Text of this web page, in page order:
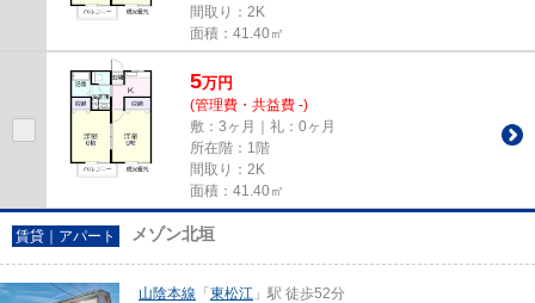
間取り：2K
面積：41.40㎡
5万円
(管理費・共益費 -)
敷：3ヶ月｜礼：0ヶ月
所在階：1階
間取り：2K
面積：41.40㎡
賃貸｜アパート メゾン北垣
山陰本線 「 東松江 」駅 徒歩52分